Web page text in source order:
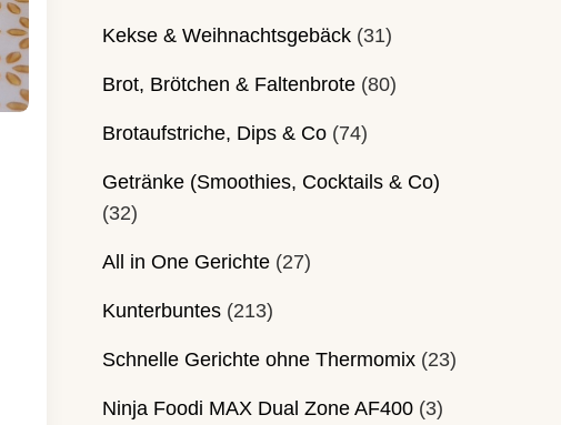
Kekse & Weihnachtsgebäck(31)
Brot, Brötchen & Faltenbrote(80)
Brotaufstriche, Dips & Co(74)
Getränke (Smoothies, Cocktails & Co)
(32)
All in One Gerichte(27)
Kunterbuntes(213)
Schnelle Gerichte ohne Thermomix(23)
Ninja Foodi MAX Dual Zone AF400(3)